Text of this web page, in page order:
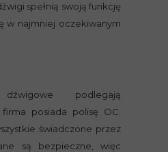
spełnią swoją funkcję
w najmniej oczekiwanym
podlegają
posiada polisę OC.
świadczone przez
są bezpieczne, więc